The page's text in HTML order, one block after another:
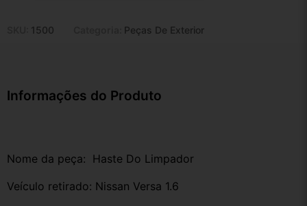
1500 Peças De Exterior
Informações do Produto
Nome da peça:  Haste Do Limpador
Veículo retirado: Nissan Versa 1.6